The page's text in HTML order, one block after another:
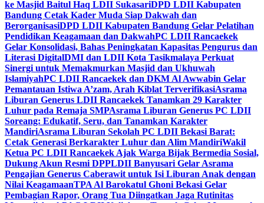
ke Masjid Baitul Haq LDII SukasariDPD LDII Kabupaten
Bandung Cetak Kader Muda Siap Dakwah dan
BerorganisasiDPD LDII Kabupaten Bandung Gelar Pelatihan
Pendidikan Keagamaan dan DakwahPC LDII Rancaekek
Gelar Konsolidasi, Bahas Peningkatan Kapasitas Pengurus dan
Literasi DigitalDMI dan LDII Kota Tasikmalaya Perkuat
Sinergi untuk Memakmurkan Masjid dan Ukhuwah
IslamiyahPC LDII Rancaekek dan DKM Al Awwabin Gelar
Pemantauan Istiwa A’zam, Arah Kiblat TerverifikasiAsrama
Liburan Generus LDII Rancaekek Tanamkan 29 Karakter
Luhur pada Remaja SMPAsrama Liburan Generus PC LDII
Soreang: Edukatif, Seru, dan Tanamkan Karakter
MandiriAsrama Liburan Sekolah PC LDII Bekasi Barat:
Cetak Generasi Berkarakter Luhur dan Alim MandiriWakil
Ketua PC LDII Rancaekek Ajak Warga Bijak Bermedia Sosial,
Dukung Akun Resmi DPPLDII Banyusari Gelar Asrama
Pengajian Generus Caberawit untuk Isi Liburan Anak dengan
Nilai KeagamaanTPA Al Barokatul Ghoni Bekasi Gelar
Pembagian Rapor, Orang Tua Diingatkan Jaga Rutinitas